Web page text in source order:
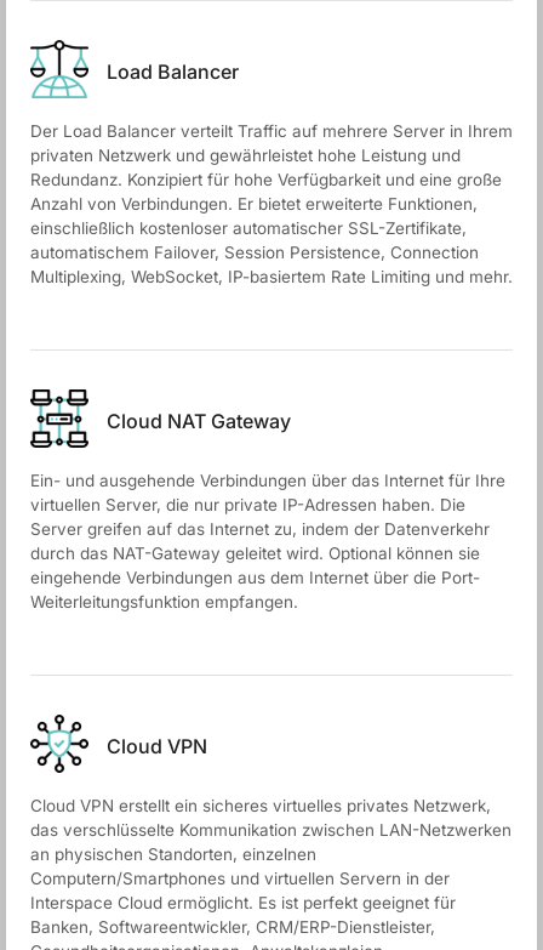
Load Balancer
Der Load Balancer verteilt Traffic auf mehrere Server in Ihrem
privaten Netzwerk und gewährleistet hohe Leistung und
Redundanz. Konzipiert für hohe Verfügbarkeit und eine große
Anzahl von Verbindungen. Er bietet erweiterte Funktionen,
einschließlich kostenloser automatischer SSL-Zertifikate,
automatischem Failover, Session Persistence, Connection
Multiplexing, WebSocket, IP-basiertem Rate Limiting und mehr.
Cloud NAT Gateway
Ein- und ausgehende Verbindungen über das Internet für Ihre
virtuellen Server, die nur private IP-Adressen haben. Die
Server greifen auf das Internet zu, indem der Datenverkehr
durch das NAT-Gateway geleitet wird. Optional können sie
eingehende Verbindungen aus dem Internet über die Port-
Weiterleitungsfunktion empfangen.
Cloud VPN
Cloud VPN erstellt ein sicheres virtuelles privates Netzwerk,
das verschlüsselte Kommunikation zwischen LAN-Netzwerken
an physischen Standorten, einzelnen
Computern/Smartphones und virtuellen Servern in der
Interspace Cloud ermöglicht. Es ist perfekt geeignet für
Banken, Softwareentwickler, CRM/ERP-Dienstleister,